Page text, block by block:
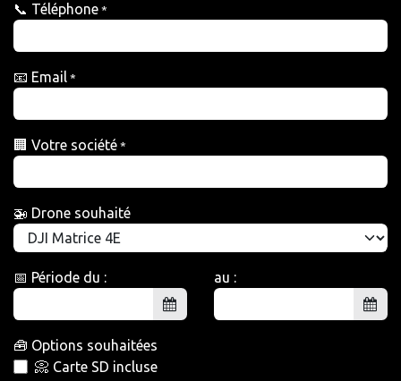
📞 Téléphone*
📧 Email*
🏢 Votre société*
🚁 Drone souhaité
📅 Période du : au :
🧰 Options souhaitées
📀 Carte SD incluse